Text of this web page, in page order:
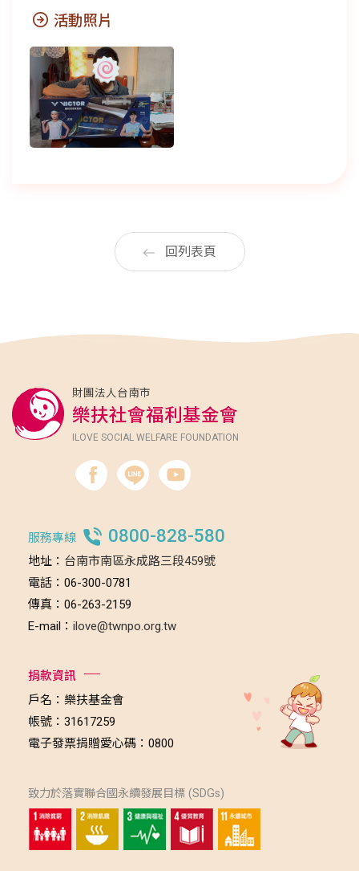
活動照片
回列表頁
財團法人台南市
樂扶社會福利基金會
ILOVE SOCIAL WELFARE FOUNDATION
服務專線 0800-828-580
地址： 台南市南區永成路三段459號
電話：06-300-0781
傳真：06-263-2159
E-mail： ilove@twnpo.org.tw
捐款資訊
戶名：樂扶基金會
帳號：31617259
電子發票捐贈愛心碼：0800
致力於落實聯合國永續發展目標 (SDGs)